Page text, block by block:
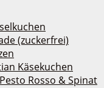
(zuckerfrei)
Käsekuchen
Rosso & Spinat